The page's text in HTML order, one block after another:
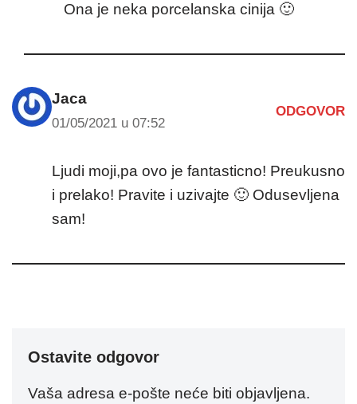
Ona je neka porcelanska cinija 🙂
Jaca
01/05/2021 u 07:52
ODGOVOR
Ljudi moji,pa ovo je fantasticno! Preukusno
i prelako! Pravite i uzivajte 🙂 Odusevljena
sam!
Ostavite odgovor
Vaša adresa e-pošte neće biti objavljena.